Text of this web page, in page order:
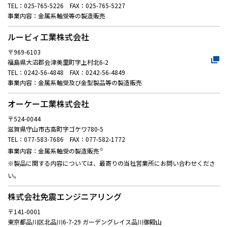
TEL：025-765-5226 FAX：025-765-5227
事業内容：金属系軸受等の製造販売
ルービィ工業株式会社
〒969-6103
福島県大沼郡会津美里町字上村北6-2
TEL：0242-56-4848 FAX：0242-56-4849
事業内容：金属系軸受及び金型製品等の製造販売
オーケー工業株式会社
〒524-0044
滋賀県守山市古高町字ゴケワ780-5
TEL：077-583-7686 FAX：077-582-1772
事業内容：金属系軸受の製造販売※
※製品に関する内容については、最寄りの当社営業所にお問い合わせくださ
い。
株式会社免震エンジニアリング
〒141-0001
東京都品川区北品川6-7-29 ガーデングレイス品川御殿山